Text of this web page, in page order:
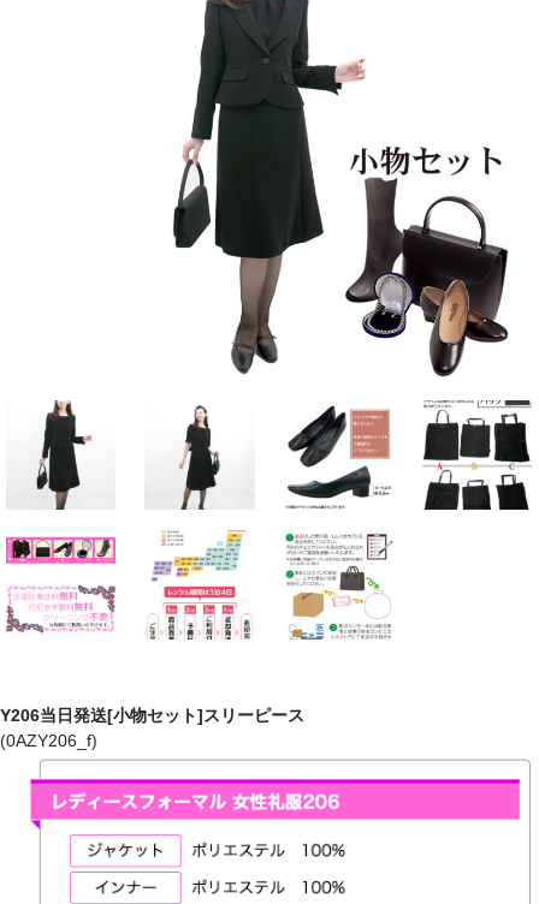
Y206当日発送[小物セット]スリーピース
(0AZY206_f)